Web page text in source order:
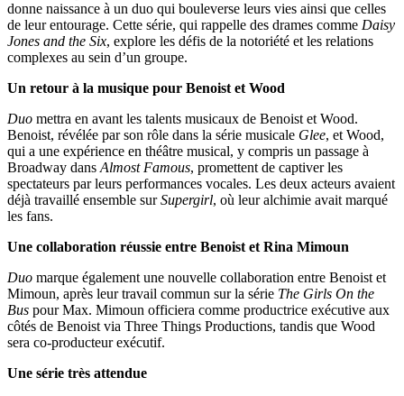
donne naissance à un duo qui bouleverse leurs vies ainsi que celles
de leur entourage. Cette série, qui rappelle des drames comme Daisy
Jones and the Six, explore les défis de la notoriété et les relations
complexes au sein d’un groupe.
Un retour à la musique pour Benoist et Wood
Duo mettra en avant les talents musicaux de Benoist et Wood.
Benoist, révélée par son rôle dans la série musicale Glee, et Wood,
qui a une expérience en théâtre musical, y compris un passage à
Broadway dans Almost Famous, promettent de captiver les
spectateurs par leurs performances vocales. Les deux acteurs avaient
déjà travaillé ensemble surSupergirl, où leur alchimie avait marqué
les fans.
Une collaboration réussie entre Benoist et Rina Mimoun
Duo marque également une nouvelle collaboration entre Benoist et
Mimoun, après leur travail commun sur la série The Girls On the
Bus pour Max. Mimoun officiera comme productrice exécutive aux
côtés de Benoist via Three Things Productions, tandis que Wood
sera co-producteur exécutif.
Une série très attendue